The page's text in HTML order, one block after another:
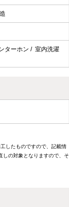
ターホン / 室内洗濯
したものですので、記載情
しの対象となりますので、そ